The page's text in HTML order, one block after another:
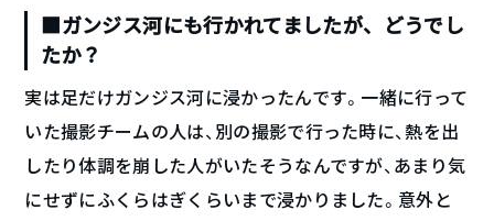
■ガンジス河にも行かれてましたが、どうでし
たか？
実は足だけガンジス河に浸かったんです。一緒に行って
いた撮影チームの人は、別の撮影で行った時に、熱を出
したり体調を崩した人がいたそうなんですが、あまり気
にせずにふくらはぎくらいまで浸かりました。意外と